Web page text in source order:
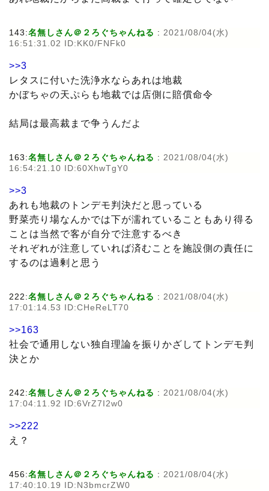
143:名無しさん＠２ろぐちゃんねる : 2021/08/04(水)
16:51:31.02 ID:KK0/FNFk0
>>3
レタスに付いた洗浄水ならあれは地裁
かぼちゃの天ぷらも地裁では店側に賠償命令
結局は最高裁まで争うんだよ
163:名無しさん＠２ろぐちゃんねる : 2021/08/04(水)
16:54:21.10 ID:60XhwTgY0
>>3
あれも地裁のトンデモ判決だと思っている
野菜売り場なんかでは下が濡れていることもあり得る
ことは当然で客が自分で注意するべき
それぞれが注意していれば済むことを施設側の責任に
するのは過剰と思う
222:名無しさん＠２ろぐちゃんねる : 2021/08/04(水)
17:01:14.53 ID:CHeReLT70
>>163
社会で通用しない独自理論を振りかざしてトンデモ判
決とか
242:名無しさん＠２ろぐちゃんねる : 2021/08/04(水)
17:04:11.92 ID:6VrZ7I2w0
>>222
え？
456:名無しさん＠２ろぐちゃんねる : 2021/08/04(水)
17:40:10.19 ID:N3bmcrZW0